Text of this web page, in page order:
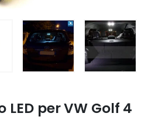
LED per VW Golf 4